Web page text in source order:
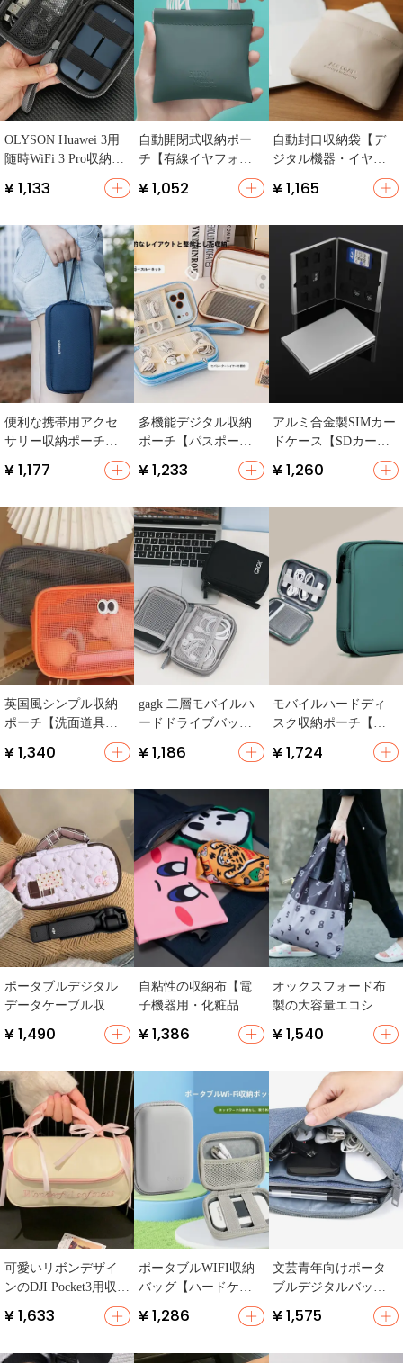
OLYSON Huawei 3用
随時WiFi 3 Pro収納ケ
ル・防水・防衝撃・
バッグ】
¥ 1,133
自動開閉式収納ポー
チ【有線イヤフォ
ル・充電器・USBメモ
量・コンパクト】
¥ 1,052
自動封口収納袋【デ
ジタル機器・イヤフ
ォン・データケーブ
ル・携帯用】
¥ 1,165
便利な携帯用アクセ
サリー収納ポーチ
【旅行・デジタル機
器用・通勤対応】
¥ 1,177
多機能デジタル収納
ポーチ【パスポー
ト・カード・ケーブ
ル収納対応・大容
¥ 1,233
アルミ合金製SIMカー
ドケース【SDカー
ド・TFカード用・旅
行便利】
¥ 1,260
英国風シンプル収納
ポーチ【洗面道具・
デジタル整理用・旅
行用】
¥ 1,340
gagk 二層モバイルハ
ードドライブバッグ
は防水性と耐落下性
を備えています
¥ 1,186
モバイルハードディ
スク収納ポーチ【防
水・衝撃吸収・充電
ケーブル保護】
¥ 1,724
ポータブルデジタル
データケーブル収納
バッグ【ハンドル付
き・星柄デザイン】
¥ 1,490
自粘性の収納布【電
子機器用・化粧品収
¥ 1,386
オックスフォード布
製の大容量エコショ
ッピングバッグ【折
りたたみ収納・ハン
¥ 1,540
可愛いリボンデザイ
ンのDJI Pocket3用収納
バッグ【斜め掛けタ
イプ・デジタルカメ
¥ 1,633
ポータブルWIFI収納
バッグ【ハードケー
ス・衝撃吸収・モバ
イルデジタルガジェ
¥ 1,286
文芸青年向けポータ
ブルデジタルバッグ
【電子収納袋・ハー
ドディスク・充電
¥ 1,575